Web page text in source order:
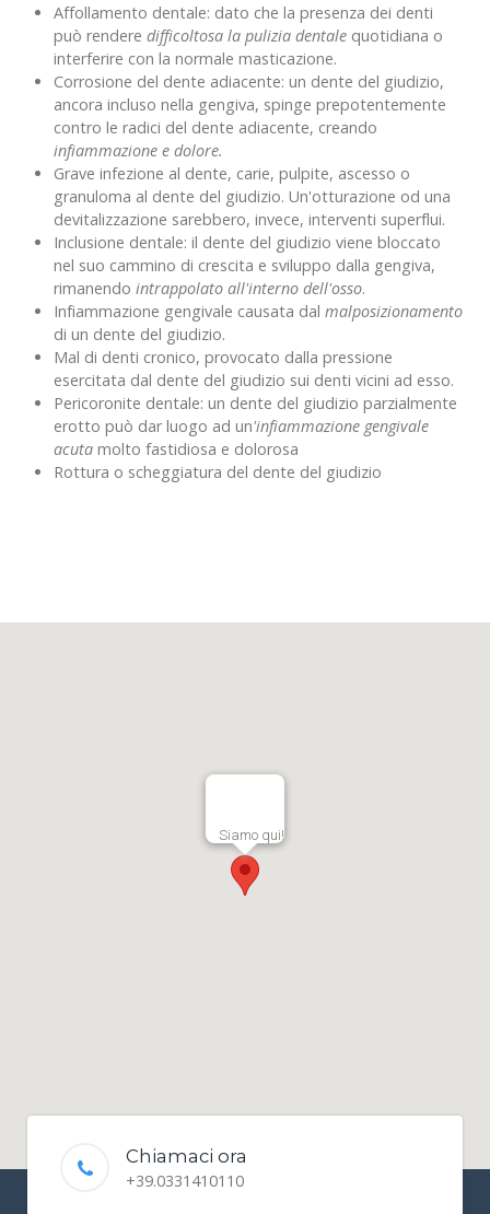
Affollamento dentale: dato che la presenza dei denti
può rendere difficoltosa la pulizia dentale quotidiana o
interferire con la normale masticazione.
Corrosione del dente adiacente: un dente del giudizio,
ancora incluso nella gengiva, spinge prepotentemente
contro le radici del dente adiacente, creando
infiammazione e dolore.
Grave infezione al dente, carie, pulpite, ascesso o
granuloma al dente del giudizio. Un'otturazione od una
devitalizzazione sarebbero, invece, interventi superflui.
Inclusione dentale: il dente del giudizio viene bloccato
nel suo cammino di crescita e sviluppo dalla gengiva,
rimanendo intrappolato all'interno dell'osso.
Infiammazione gengivale causata dal malposizionamento
di un dente del giudizio.
Mal di denti cronico, provocato dalla pressione
esercitata dal dente del giudizio sui denti vicini ad esso.
Pericoronite dentale: un dente del giudizio parzialmente
erotto può dar luogo ad un'infiammazione gengivale
acuta molto fastidiosa e dolorosa
Rottura o scheggiatura del dente del giudizio
Siamo qui!
Chiamaci ora
+39.0331410110